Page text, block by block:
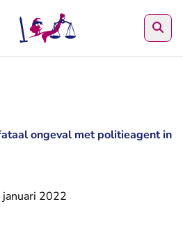
ongeval met politieagent in
januari 2022